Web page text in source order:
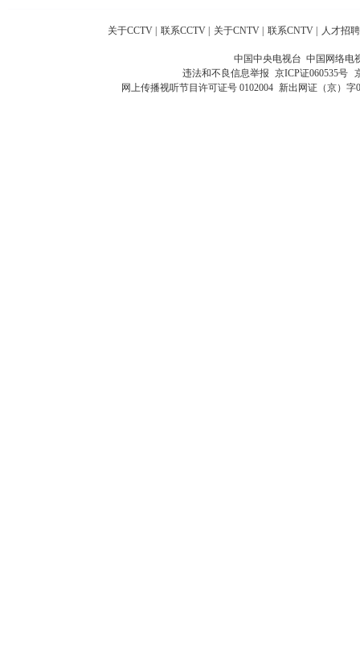
关于CCTV 联系CCTV 关于CNTV 联系CNTV 人才招聘
中国中央电视台 中国网络电
违法和不良信息举报 京ICP证060535号
网上传播视听节目许可证号 0102004 新出网证（京）